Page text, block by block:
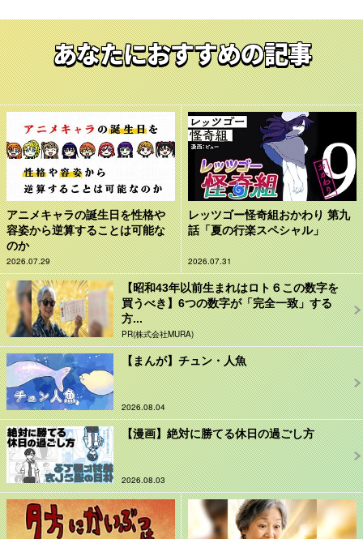
あなたにおすすめの記事
アニメキャラの誕生日を性格や
容姿から逆算することは可能な
のか
2026.07.29
レッツゴー怪奇組おかわり 第九
話「夏の行楽スペシャル」
2026.07.31
【昭和43年以前生まれはロト６この数字を
買うべき】6つの数字が「完全一致」する
方...
PR(株式会社MURA)
【まんが】チュン・人魚
2026.08.04
【漫画】絶対に勝てる休日の過ごし方
2026.08.03